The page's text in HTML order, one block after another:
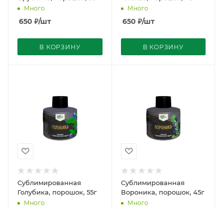
Много
650 ₽/шт
В КОРЗИНУ
Много
650 ₽/шт
В КОРЗИНУ
Сублимированная
Голубика, порошок, 55г
Много
Сублимированная
Вороника, порошок, 45г
Много